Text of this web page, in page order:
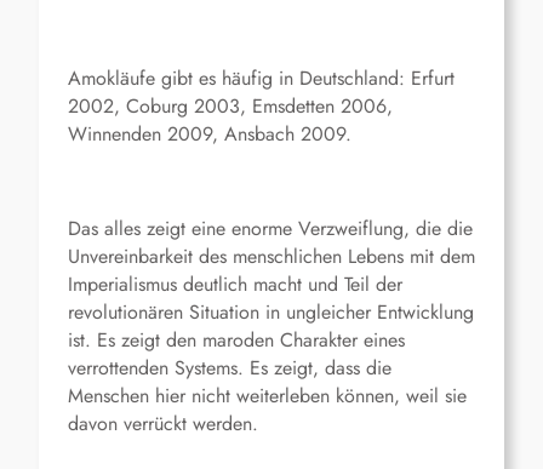
Amokläufe gibt es häufig in Deutschland: Erfurt
2002, Coburg 2003, Emsdetten 2006,
Winnenden 2009, Ansbach 2009.
Das alles zeigt eine enorme Verzweiflung, die die
Unvereinbarkeit des menschlichen Lebens mit dem
Imperialismus deutlich macht und Teil der
revolutionären Situation in ungleicher Entwicklung
ist. Es zeigt den maroden Charakter eines
verrottenden Systems. Es zeigt, dass die
Menschen hier nicht weiterleben können, weil sie
davon verrückt werden.